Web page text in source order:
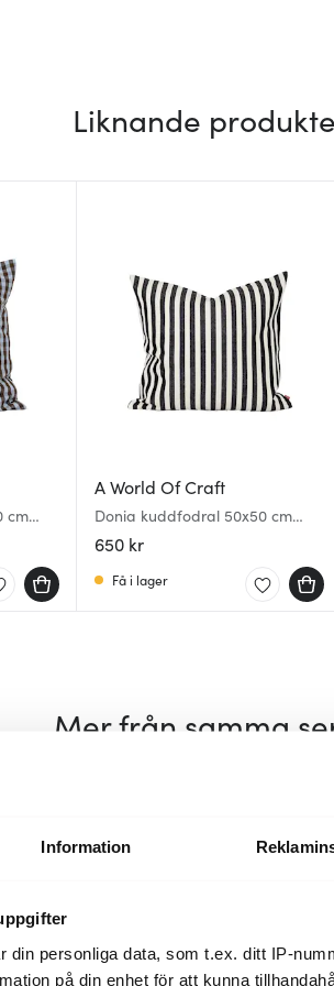
Information
din personliga data, som t.ex. ditt IP-
på din enhet för att kunna
Liknande
cm
A World Of Craft
Donia kuddfodral 50x50 cm
svart/offwhite
650 kr
Få i lager
Mer från samma